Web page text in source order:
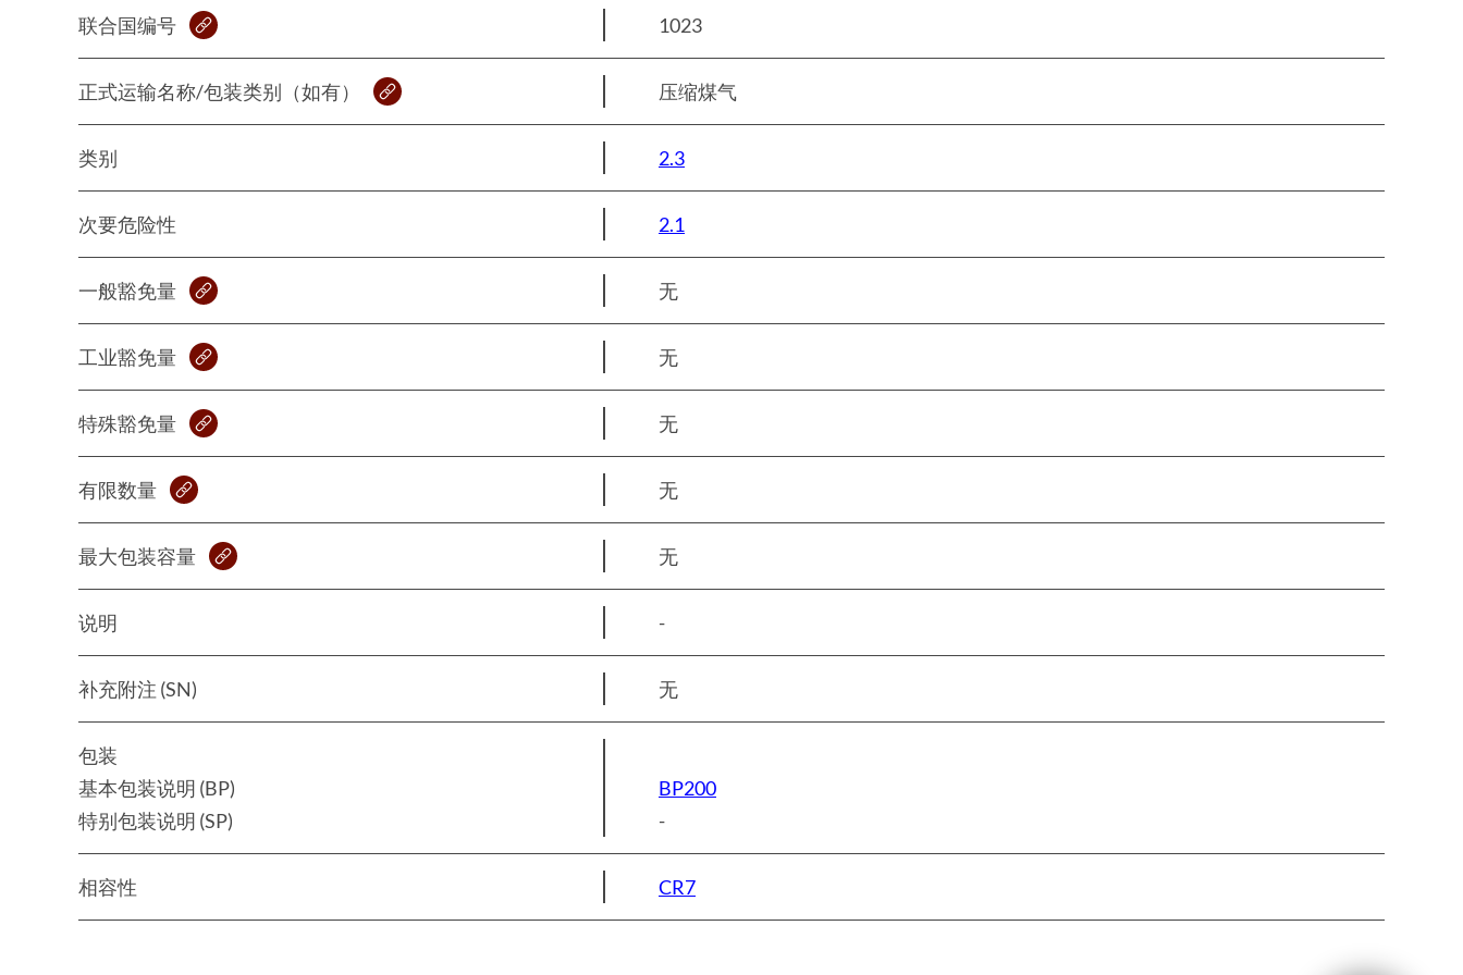
联合国编号 1023
正式运输名称/包装类别（如有） 压缩煤气
类别 2.3
次要危险性 2.1
一般豁免量 无
工业豁免量 无
特殊豁免量 无
有限数量 无
最大包装容量 无
说明 -
补充附注 (SN) 无
包装
基本包装说明 (BP)
BP200
特别包装说明 (SP)
-
相容性 CR7